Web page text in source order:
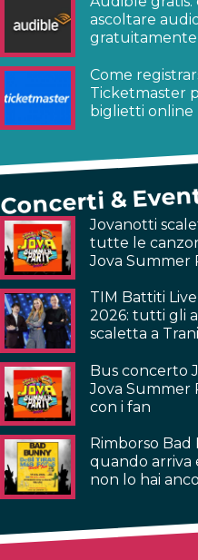
ascoltare
Come
Ticketmaster
biglietti online
Concerti &
Jovanotti
tutte le
Jova Summer
TIM Battiti
2026: tutti gli
scaletta a Trani
Bus concerto
Jova Summer
con i fan
Rimborso
quando arriva
non lo hai